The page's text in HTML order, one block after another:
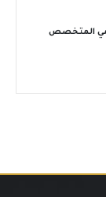
المتخصص